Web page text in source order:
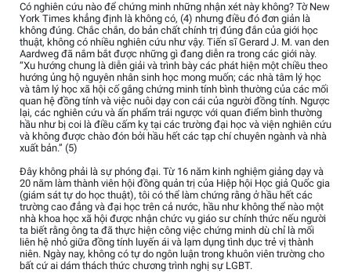
Có nghiên cứu nào để chứng minh những nhận xét này không? Tờ New
York Times khẳng định là không có, (4) nhưng điều đó đơn giản là
không đúng. Chắc chắn, do bản chất chính trị đúng đắn của giới học
thuật, không có nhiều nghiên cứu như vậy. Tiến sĩ Gerard J. M. van den
Aardweg đã nắm bắt được những gì đang diễn ra trong các giới này.
“Xu hướng chung là diễn giải và trình bày các phát hiện một chiều theo
hướng ủng hộ nguyên nhân sinh học mong muốn; các nhà tâm lý học
và tâm lý học xã hội cố gắng chứng minh tính bình thường của các mối
quan hệ đồng tính và việc nuôi dạy con cái của người đồng tính. Ngược
lại, các nghiên cứu và ấn phẩm trái ngược với quan điểm bình thường
hầu như bị coi là điều cấm kỵ tại các trường đại học và viện nghiên cứu
và không được chào đón bởi hầu hết các tạp chí chuyên ngành và nhà
xuất bản.” (5)
Đây không phải là sự phóng đại. Từ 16 năm kinh nghiệm giảng dạy và
20 năm làm thành viên hội đồng quản trị của Hiệp hội Học giả Quốc gia
(giám sát tự do học thuật), tôi có thể làm chứng rằng ở hầu hết các
trường cao đẳng và đại học trên cả nước, hầu như không thể nào một
nhà khoa học xã hội được nhận chức vụ giáo sư chính thức nếu người
ta biết rằng ông ta đã thực hiện công việc chứng minh dù chỉ là mối
liên hệ nhỏ giữa đồng tính luyến ái và lạm dụng tình dục trẻ vị thành
niên. Ngày nay, không có tự do ngôn luận trong khuôn viên trường cho
bất cứ ai dám thách thức chương trình nghị sự LGBT.